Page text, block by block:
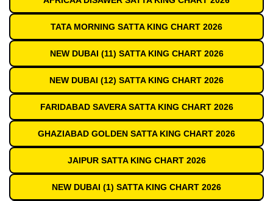
TATA MORNING SATTA KING CHART 2026
NEW DUBAI (11) SATTA KING CHART 2026
NEW DUBAI (12) SATTA KING CHART 2026
FARIDABAD SAVERA SATTA KING CHART 2026
GHAZIABAD GOLDEN SATTA KING CHART 2026
JAIPUR SATTA KING CHART 2026
NEW DUBAI (1) SATTA KING CHART 2026